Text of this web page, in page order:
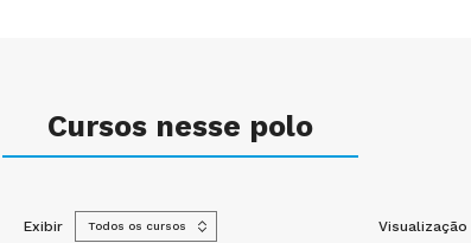
Cursos nesse polo
Exibir Visualização